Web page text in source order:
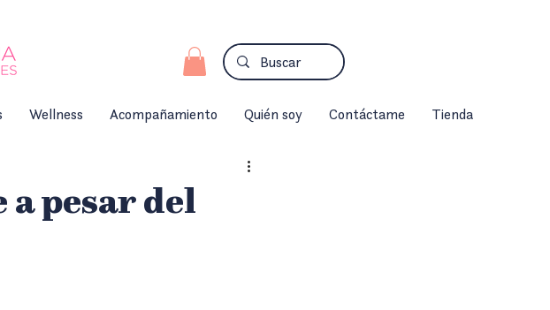
Wellness Acompañamiento Quién soy Contáctame Tienda
pesar del